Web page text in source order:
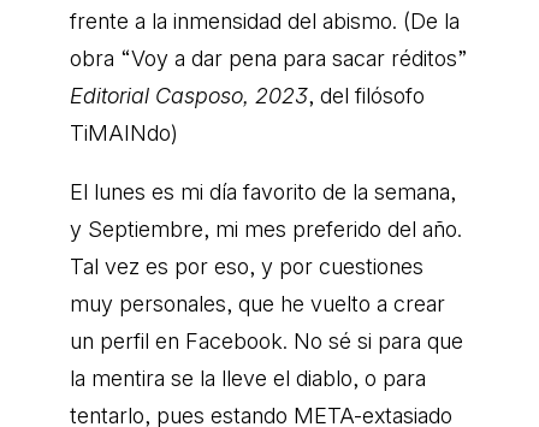
frente a la inmensidad del abismo. (De la
obra “Voy a dar pena para sacar réditos”
Editorial Casposo, 2023, del filósofo
TiMAINdo)
El lunes es mi día favorito de la semana,
y Septiembre, mi mes preferido del año.
Tal vez es por eso, y por cuestiones
muy personales, que he vuelto a crear
un perfil en Facebook. No sé si para que
la mentira se la lleve el diablo, o para
tentarlo, pues estando META-extasiado